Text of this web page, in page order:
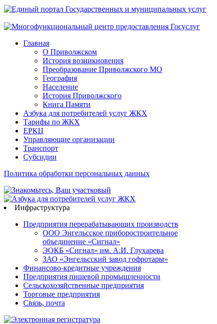
Главная
О Приволжском
История возникновения
Преобразование Приволжского МО
География
Население
История Приволжского
Книга Памяти
Азбука для потребителей услуг ЖКХ
Тарифы по ЖКХ
ЕРКЦ
Управляющие организации
Транспорт
Субсидии
Политика обработки персональных данных
Инфраструктура
Предприятия перерабатывающих производств
ООО Энгельсское приборостроительное
объединение «Сигнал»
ЭОКБ «Сигнал» им. А.И. Глухарева
ЗАО «Энгельсский завод гофротары»
Финансово-кредитные учреждения
Предприятия пищевой промышленности
Сельскохозяйственные предприятия
Торговые предприятия
Связь, почта